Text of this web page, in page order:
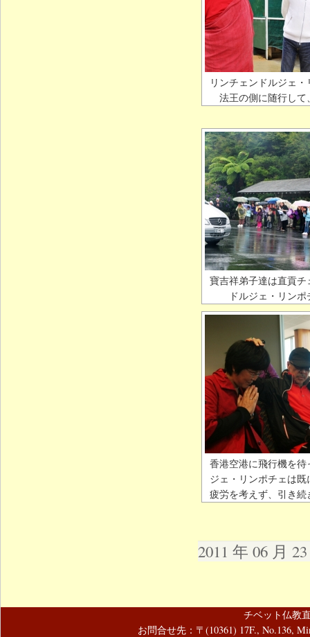
リンチェンドルジェ
法王の側に随行し
寶吉祥弟子達は直貢
ドルジェ・リン
香港空港に飛行機を
ジェ・リンポチェは
疲労を考えず、引き
2011 年 06 月
チベット仏教
お問合せ先：〒(10361) 17F., No.136,